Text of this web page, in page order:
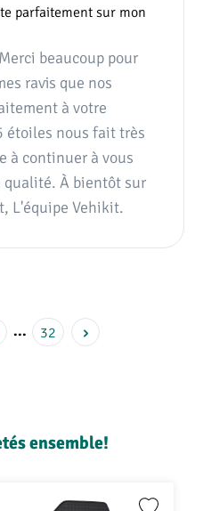
les housses sont faites
à utiliser le petit outil en
bord des housses. En
faudra peut-être
parties du siège (appuie-
en plastique, etc.).
plus de conseils (modèle
parfaitement sur mon
beaucoup pour
ravis que nos
à votre
étoiles nous fait très
à continuer à vous
qualité. À bientôt sur
L'équipe Vehikit.
... 32
ensemble!